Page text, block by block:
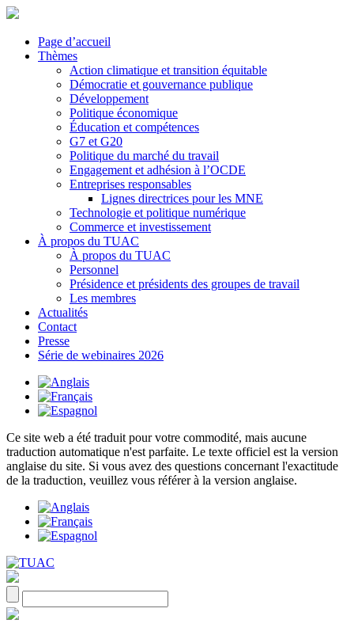
Page d’accueil
Thèmes
Action climatique et transition équitable
Démocratie et gouvernance publique
Développement
Politique économique
Éducation et compétences
G7 et G20
Politique du marché du travail
Engagement et adhésion à l’OCDE
Entreprises responsables
Lignes directrices pour les MNE
Technologie et politique numérique
Commerce et investissement
À propos du TUAC
À propos du TUAC
Personnel
Présidence et présidents des groupes de travail
Les membres
Actualités
Contact
Presse
Série de webinaires 2026
Ce site web a été traduit pour votre commodité, mais aucune
traduction automatique n'est parfaite. Le texte officiel est la version
anglaise du site. Si vous avez des questions concernant l'exactitude
de la traduction, veuillez vous référer à la version anglaise.